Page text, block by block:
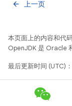
上一页
arrow_back
本页面上的内容和代
OpenJDK 是 Oracle
最后更新时间 (UTC)